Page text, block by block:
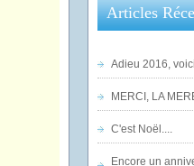
Articles
Adieu 2016,
MERCI, LA
C'est Noël....
Encore un